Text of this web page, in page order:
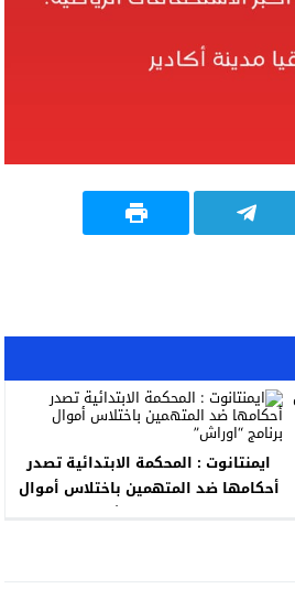
ايمنتانوت : المحكمة الابتدائية تصدر
أحكامها ضد المتهمين باختلاس أموال
برنامج “اوراش”